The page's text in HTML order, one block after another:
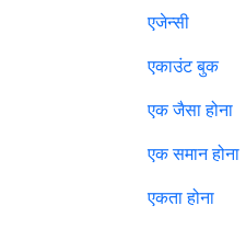
एजेन्सी
एकाउंट बुक
एक जैसा होना
एक समान होना
एकता होना